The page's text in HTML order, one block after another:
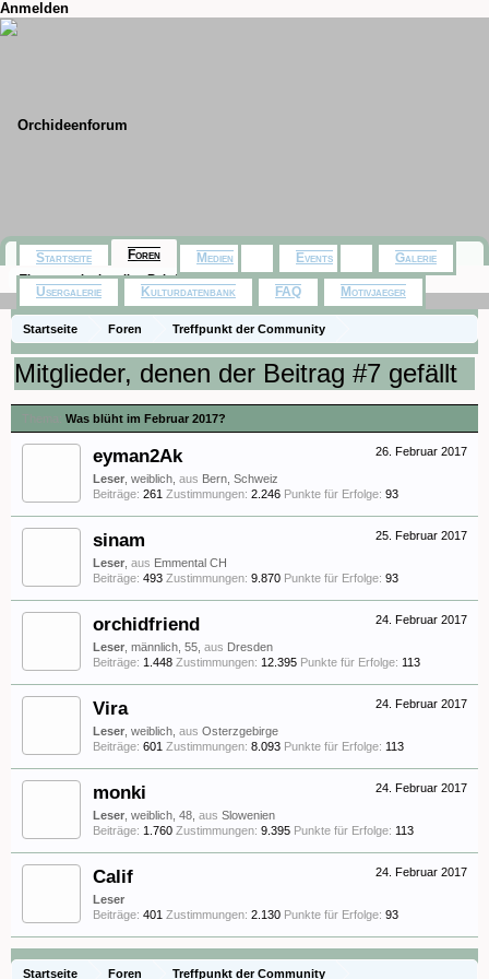
Anmelden
Startseite Foren
Treffpunkt der Community
Orchideenfotos (Hybriden)
Was blüht im Februar 2017?
Mitglieder, denen der Beitrag #7 gefällt
Thema: Was blüht im Februar 2017?
26. Februar 2017
eyman2Ak
Leser , weiblich, aus Bern, Schweiz
Beiträge: 261 Zustimmungen: 2.246 Punkte für Erfolge: 93
25. Februar 2017
sinam
Leser aus Emmental CH
Beiträge: 493 Zustimmungen: 9.870 Punkte für Erfolge: 93
24. Februar 2017
orchidfriend
Leser , männlich, 55, aus Dresden
Beiträge: 1.448 Zustimmungen: 12.395 Punkte für Erfolge: 113
24. Februar 2017
Vira
Leser , weiblich, aus Osterzgebirge
Beiträge: 601 Zustimmungen: 8.093 Punkte für Erfolge: 113
24. Februar 2017
monki
Leser , weiblich, 48, aus Slowenien
Beiträge: 1.760 Zustimmungen: 9.395 Punkte für Erfolge: 113
24. Februar 2017
Calif
Leser
Beiträge: 401 Zustimmungen: 2.130 Punkte für Erfolge: 93
Startseite Foren Treffpunkt der Community
Startseite Foren
Themen mit aktuellen Beiträgen
Medien Events Galerie
Usergalerie Kulturdatenbank FAQ Motivjaeger